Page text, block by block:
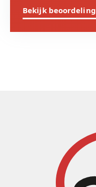
Bekijk beoordeling